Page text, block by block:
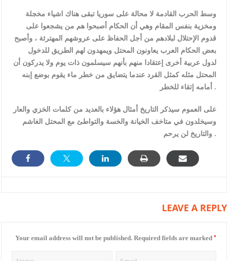
وسط الحرب القادمة لا محالة على سوريا تبقى هناك اشياء مخجلة
ومخزية بنفس المقام وهي أن الحكام أصبحوا هم من يشجعوا على
قدوم اﻹحتلال لبلادهم من أجل الحفاظ على عروشهم المهترئة ، وأصبح
بعض الحكام العرب يعاونون المحتل ويمهدون لهم الطريق للدخول
لدول عربية أخرى إعتقادا منهم بأنهم سيسلمون ذات يوم ولا يدركون أن
المحتل مثله كمثل القرد عندما يتضايق من خطر ماء يقوم بوضع إبنه
أمامه إتقاء للخطر .
على العموم سيذكر التاريخ أمثال هؤلاء بالعديد من كلمات الخزي والعار
وسيخلدون في متاخف الخيانة والخسة والتواطئ مع المحتل الغاشم
والتاريخ لن يرحم .
LEAVE A REPLY
Your email address will not be published. Required fields are marked *